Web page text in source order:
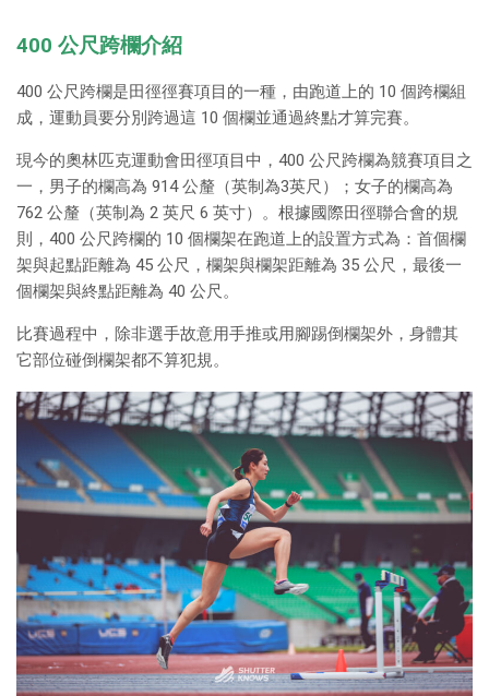
400 公尺跨欄介紹
400 公尺跨欄是田徑徑賽項目的一種，由跑道上的 10 個跨欄組
成，運動員要分別跨過這 10 個欄並通過終點才算完賽。
現今的奧林匹克運動會田徑項目中，400 公尺跨欄為競賽項目之
一，男子的欄高為 914 公釐（英制為3英尺）；女子的欄高為
762 公釐（英制為 2 英尺 6 英寸）。根據國際田徑聯合會的規
則，400 公尺跨欄的 10 個欄架在跑道上的設置方式為：首個欄
架與起點距離為 45 公尺，欄架與欄架距離為 35 公尺，最後一
個欄架與終點距離為 40 公尺。
比賽過程中，除非選手故意用手推或用腳踢倒欄架外，身體其
它部位碰倒欄架都不算犯規。